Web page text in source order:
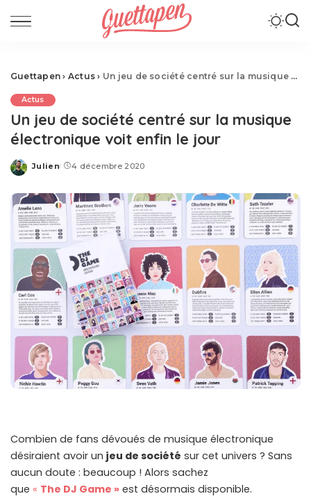
Guettapen › Actus › Un jeu de société centré sur la musique électronique voit enfin le jour
Actus
Un jeu de société centré sur la musique
électronique voit enfin le jour
Posted
Julien 4 décembre 2020
Combien de fans dévoués de musique électronique
désiraient avoir un jeu de société sur cet univers ? Sans
aucun doute : beaucoup ! Alors sachez
que « The DJ Game » est désormais disponible.